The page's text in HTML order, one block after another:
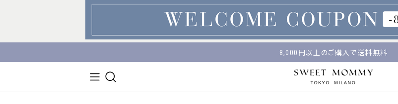
マタニティウェア・授乳服のスウィートマミー
8,000円以上のご購入で送料無料